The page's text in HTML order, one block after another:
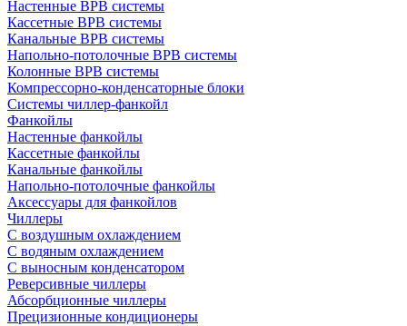
Настенные ВРВ системы
Кассетные ВРВ системы
Канальные ВРВ системы
Напольно-потолочные ВРВ системы
Колонные ВРВ системы
Компрессорно-конденсаторные блоки
Системы чиллер-фанкойл
Фанкойлы
Настенные фанкойлы
Кассетные фанкойлы
Канальные фанкойлы
Напольно-потолочные фанкойлы
Аксессуары для фанкойлов
Чиллеры
С воздушным охлаждением
С водяным охлаждением
С выносным конденсатором
Реверсивные чиллеры
Абсорбционные чиллеры
Прецизионные кондиционеры